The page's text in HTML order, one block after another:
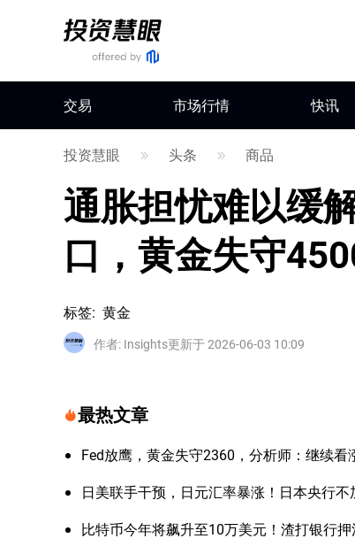
交易 市场行情 快讯
投资慧眼 头条 商品
通胀担忧难以缓
口，黄金失守
标签: 黄金
作者: Insights更新于 2026-06-03 10:09
最热文章
Fed放鹰，黄金失守2360，分析师：继续看
日美联手干预，日元汇率暴涨！日本央行不
比特币今年将飙升至10万美元！渣打银行押